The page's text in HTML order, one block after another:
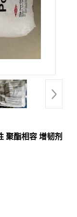
聚酯相容 增韧剂